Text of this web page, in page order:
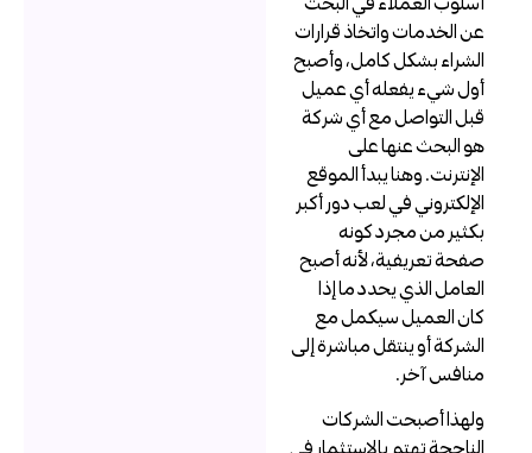
عن الخدمات واتخاذ قرارات
الشراء بشكل كامل، وأصبح
أول شيء يفعله أي عميل
قبل التواصل مع أي شركة
هو البحث عنها على
الإنترنت. وهنا يبدأ الموقع
الإلكتروني في لعب دور أكبر
بكثير من مجرد كونه
صفحة تعريفية، لأنه أصبح
العامل الذي يحدد ما إذا
كان العميل سيكمل مع
الشركة أو ينتقل مباشرة إلى
منافس آخر.
ولهذا أصبحت الشركات
الناجحة تهتم بالاستثمار في